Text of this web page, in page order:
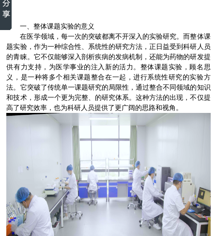
一、整体课题实验的意义
在医学领域，每一次的突破都离不开深入的实验研究。而整体课
题实验，作为一种综合性、系统性的研究方法，正日益受到科研人员
的青睐。它不仅能够深入剖析疾病的发病机制，还能为药物的研发提
供有力支持，为医学事业的注入新的活力。整体课题实验，顾名思
义，是一种将多个相关课题整合在一起，进行系统性研究的实验方
法。它突破了传统单一课题研究的局限性，通过整合不同领域的知识
和技术，形成一个更为完整、的研究体系。这种方法的出现，不仅提
高了研究效率，也为科研人员提供了更广阔的思路和视角。